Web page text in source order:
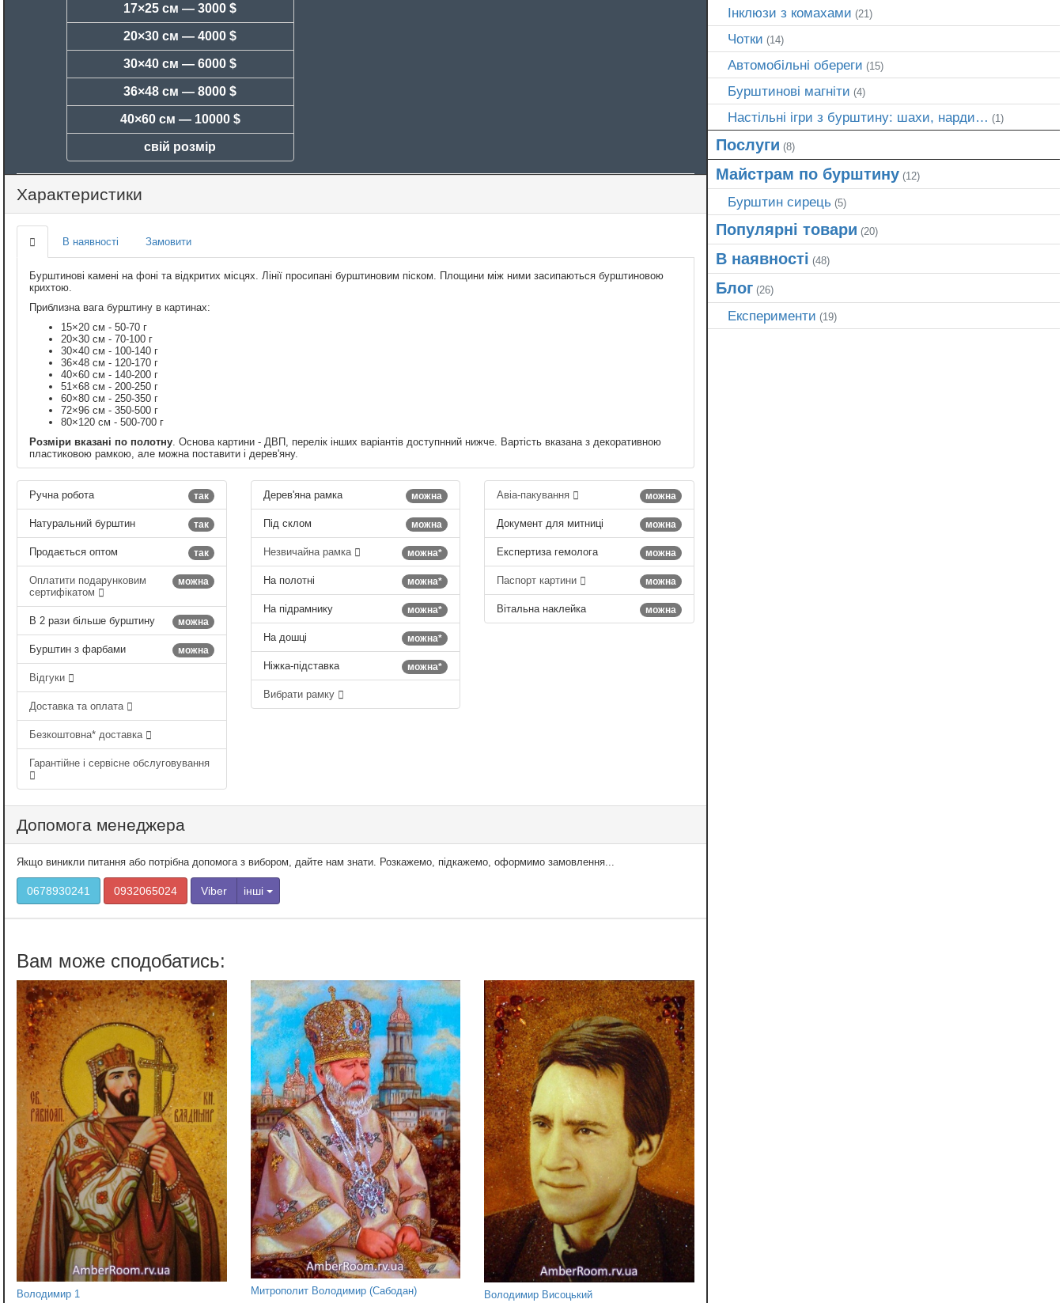
17×25 см —3000 $
20×30 см —4000 $
30×40 см —6000 $
36×48 см —8000 $
40×60 см — 10000 $
свій розмір
Характеристики
В наявності Замовити
Бурштинові камені на фоні та відкритих місцях. Лінії просипані бурштиновим піском. Площини між ними засипаються бурштиновою
крихтою.
Приблизна вага бурштину в картинах:
15×20 см - 50-70 г
20×30 см - 70-100 г
30×40 см - 100-140 г
36×48 см - 120-170 г
40×60 см - 140-200 г
51×68 см - 200-250 г
60×80 см - 250-350 г
72×96 см - 350-500 г
80×120 см - 500-700 г
Розміри вказані по полотну . Основа картини - ДВП, перелік інших варіантів доступнний нижче. Вартість вказана з декоративною
пластиковою рамкою, але можна поставити і дерев'яну.
так
Ручна робота
так
Натуральний бурштин
так
Продається оптом
можна
Оплатити подарунковим
сертифікатом
можна
В 2 рази більше бурштину
можна
Бурштин з фарбами
Відгуки
Доставка та оплата
Безкоштовна* доставка
Гарантійне і сервісне обслуговування
можна
Дерев'яна рамка
можна
Під склом
можна*
Незвичайна рамка
можна*
На полотні
можна*
На підрамнику
можна*
На дошці
можна*
Ніжка-підставка
Вибрати рамку
можна
Авіа-пакування
можна
Документ для митниці
можна
Експертиза гемолога
можна
Паспорт картини
можна
Вітальна наклейка
Допомога менеджера
Якщо виникли питання або потрібна допомога з вибором, дайте нам знати. Розкажемо, підкажемо, оформимо замовлення...
0678930241 0932065024 Viber інші
Володимир 1 Митрополит Володимир (Сабодан) Володимир Висоцький
Інклюзи з комахами (21)
Чотки (14)
Автомобільні обереги (15)
Бурштинові магніти (4)
Настільні ігри з бурштину: шахи, нарди… (1)
Послуги (8)
Майстрам по бурштину(12)
Бурштин сирець (5)
Популярні товари (20)
В наявності (48)
Блог(26)
Експерименти (19)